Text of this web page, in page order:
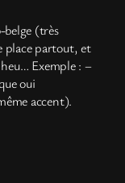
belge (très
place partout, et
Exemple : –
oui
accent).